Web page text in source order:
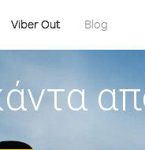
Viber Out Blog